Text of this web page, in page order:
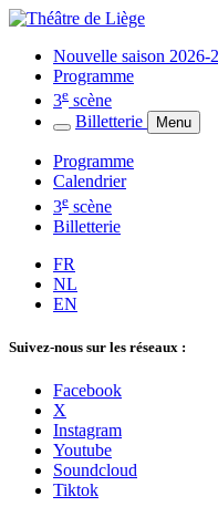
Nouvelle saison 2026-
Programme
3e scène
Billetterie
Menu
Programme
Calendrier
3e scène
Billetterie
FR
NL
EN
Suivez-nous sur les réseaux :
Facebook
X
Instagram
Youtube
Soundcloud
Tiktok